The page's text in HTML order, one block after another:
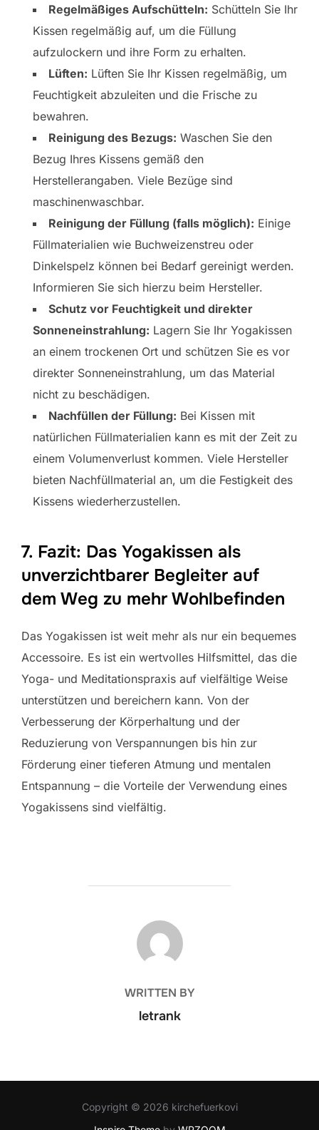
Regelmäßiges Aufschütteln: Schütteln Sie Ihr
Kissen regelmäßig auf, um die Füllung
aufzulockern und ihre Form zu erhalten.
Lüften: Lüften Sie Ihr Kissen regelmäßig, um
Feuchtigkeit abzuleiten und die Frische zu
bewahren.
Reinigung des Bezugs: Waschen Sie den
Bezug Ihres Kissens gemäß den
Herstellerangaben. Viele Bezüge sind
maschinenwaschbar.
Reinigung der Füllung (falls möglich): Einige
Füllmaterialien wie Buchweizenstreu oder
Dinkelspelz können bei Bedarf gereinigt werden.
Informieren Sie sich hierzu beim Hersteller.
Schutz vor Feuchtigkeit und direkter
Sonneneinstrahlung: Lagern Sie Ihr Yogakissen
an einem trockenen Ort und schützen Sie es vor
direkter Sonneneinstrahlung, um das Material
nicht zu beschädigen.
Nachfüllen der Füllung: Bei Kissen mit
natürlichen Füllmaterialien kann es mit der Zeit zu
einem Volumenverlust kommen. Viele Hersteller
bieten Nachfüllmaterial an, um die Festigkeit des
Kissens wiederherzustellen.
7. Fazit: Das Yogakissen als
unverzichtbarer Begleiter auf
dem Weg zu mehr Wohlbefinden
Das Yogakissen ist weit mehr als nur ein bequemes
Accessoire. Es ist ein wertvolles Hilfsmittel, das die
Yoga- und Meditationspraxis auf vielfältige Weise
unterstützen und bereichern kann. Von der
Verbesserung der Körperhaltung und der
Reduzierung von Verspannungen bis hin zur
Förderung einer tieferen Atmung und mentalen
Entspannung – die Vorteile der Verwendung eines
Yogakissens sind vielfältig.
POST AUTHOR
WRITTEN BY
letrank
Copyright © 2026 kirchefuerkovi